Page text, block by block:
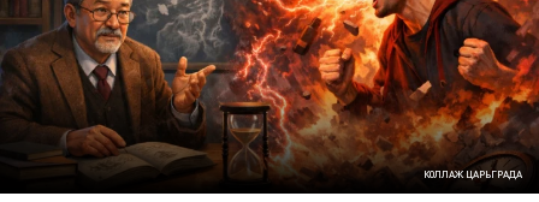
КОЛЛАЖ ЦАРЬГРАДА